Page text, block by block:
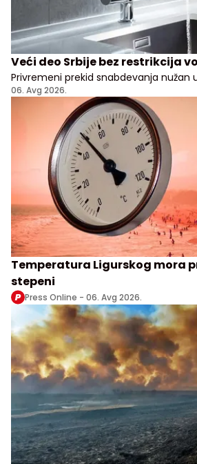
Veći deo Srbije bez restrikcija
Privremeni prekid snabdevanja nužan
naselja
06. Avg 2026.
Temperatura Ligurskog mora
stepeni
Press Online - 06. Avg 2026.